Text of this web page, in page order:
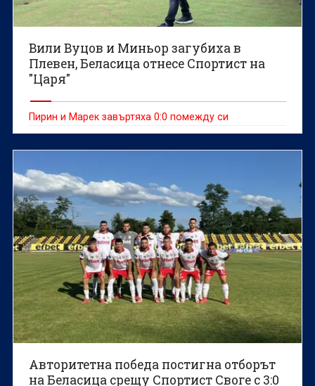
Вили Вуцов и Миньор загубиха в
Плевен, Беласица отнесе Спортист на
"Царя"
Пирин и Марек завъртяха 0:0 помежду си
Авторитетна победа постигна отборът
на Беласица срещу Спортист Своге с 3:0